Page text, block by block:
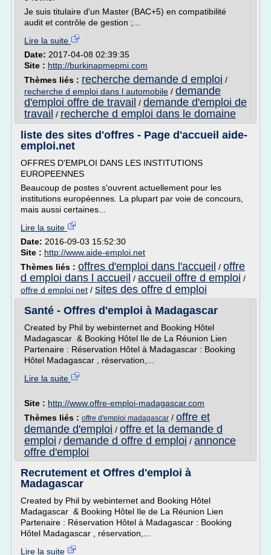
Je suis titulaire d'un Master (BAC+5) en compatibilité
audit et contrôle de gestion ;...
Lire la suite
Date: 2017-04-08 02:39:35
Site : http://burkinapmepmi.com
Thèmes liés : recherche demande d emploi /
recherche d emploi dans l automobile / demande
d'emploi offre de travail / demande d'emploi de
travail / recherche d emploi dans le domaine
liste des sites d'offres - Page d'accueil aide-
emploi.net
OFFRES D'EMPLOI DANS LES INSTITUTIONS
EUROPEENNES
Beaucoup de postes s'ouvrent actuellement pour les
institutions européennes. La plupart par voie de concours,
mais aussi certaines...
Lire la suite
Date: 2016-09-03 15:52:30
Site : http://www.aide-emploi.net
Thèmes liés : offres d'emploi dans l'accueil / offre
d emploi dans l accueil / accueil offre d emploi /
offre d emploi net / sites des offre d emploi
Santé - Offres d'emploi à Madagascar
Created by Phil by webinternet and Booking Hôtel
Madagascar & Booking Hôtel Ile de La Réunion Lien
Partenaire : Réservation Hôtel à Madagascar : Booking
Hôtel Madagascar , réservation,...
Lire la suite
Site : http://www.offre-emploi-madagascar.com
Thèmes liés : offre d'emploi madagascar / offre et
demande d'emploi / offre et la demande d
emploi / demande d offre d emploi / annonce
offre d'emploi
Recrutement et Offres d'emploi à
Madagascar
Created by Phil by webinternet and Booking Hôtel
Madagascar & Booking Hôtel Ile de La Réunion Lien
Partenaire : Réservation Hôtel à Madagascar : Booking
Hôtel Madagascar , réservation,...
Lire la suite